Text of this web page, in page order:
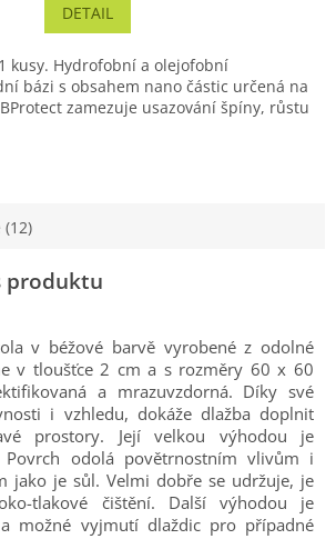
DETAIL
kusy. Hydrofobní a olejofobní
bázi s obsahem nano částic určená na
zamezuje usazování špíny, růstu
(12)
produktu
v béžové barvě vyrobené z odolné
v tloušťce 2 cm a s rozměry 60 x 60
a mrazuvzdorná. Díky své
i vzhledu, dokáže dlažba doplnit
prostory.
Její velkou výhodou je
Povrch odolá povětrnostním vlivům i
jako je sůl. Velmi dobře se udržuje, je
tlakové čištění. Další výhodou je
možné vyjmutí dlaždic pro případné